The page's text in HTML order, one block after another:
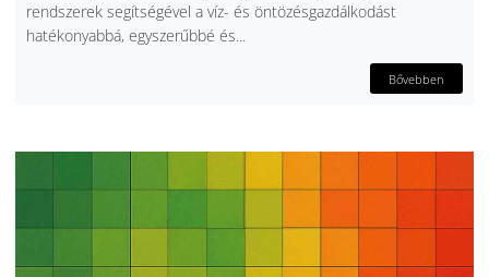
rendszerek segítségével a víz- és öntözésgazdálkodást
hatékonyabbá, egyszerűbbé és...
Bővebben